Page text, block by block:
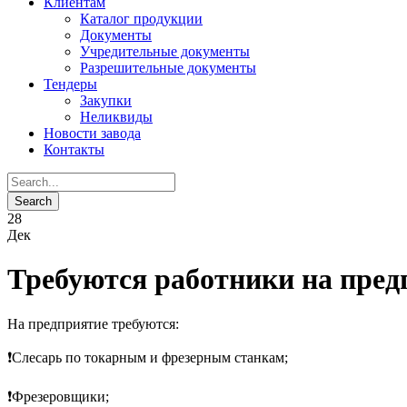
Каталог продукции
Документы
Учредительные документы
Разрешительные документы
Тендеры
Закупки
Неликвиды
Новости завода
Контакты
28
Дек
Требуются работники на
На предприятие требуются:
❗️Слесарь по токарным и фрезерным станкам;
❗️Фрезеровщики;